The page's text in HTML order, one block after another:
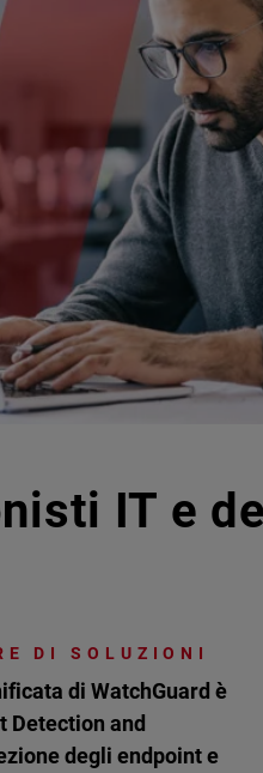
IT e
DI SOLUZIONI
di WatchGuard è
Detection and
degli endpoint e